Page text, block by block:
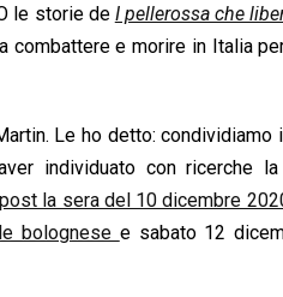
le storie de I pellerossa che
combattere e morire in Italia
Le ho detto:
individuato con ricerche
la sera del 10 dicembre
bolognese e sabato 12